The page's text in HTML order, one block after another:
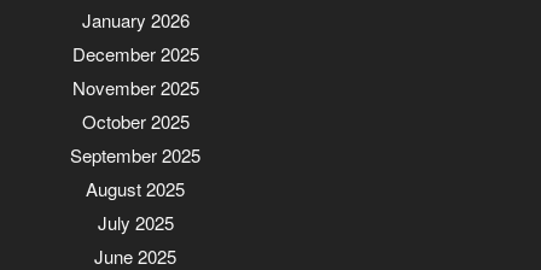
January 2026
December 2025
November 2025
October 2025
September 2025
August 2025
July 2025
June 2025